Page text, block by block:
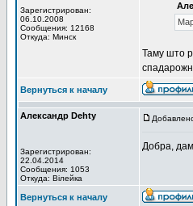
Зарегистрирован:
06.10.2008
Сообщения: 12168
Откуда: Минск
Таму што
Вернуться к началу
Александр Dehty
Зарегистрирован:
22.04.2014
Сообщения: 1053
Откуда: Вiлейка
Добра,
Вернуться к началу